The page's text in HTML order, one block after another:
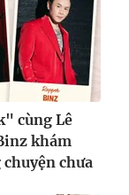
có sự chấp
phát hành lại
cùng Lê
khám
chưa